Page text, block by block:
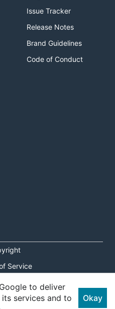
Issue Tracker
Release Notes
Brand Guidelines
Code of Conduct
Service
Policy
an Issue
to deliver
services and to
Okay